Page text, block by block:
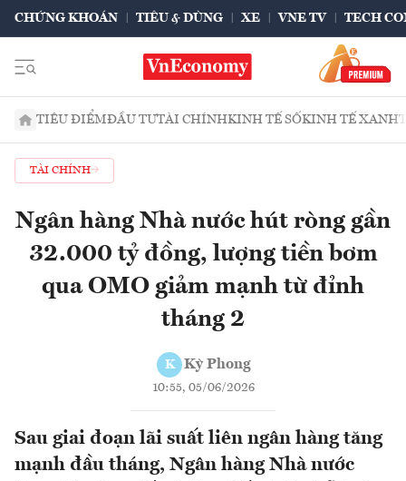
CHỨNG KHOÁN TIÊU & DÙNG XE VNE TV TECH
TIÊU ĐIỂMĐẦU TƯTÀI CHÍNHKINH TẾ SỐKINH TẾ XANH
TÀI CHÍNH
Ngân hàng Nhà nước hút ròng gần
32.000 tỷ đồng, lượng tiền bơm
qua OMO giảm mạnh từ đỉnh
tháng 2
K Kỳ Phong
10:55, 05/06/2026
Sau giai đoạn lãi suất liên ngân hàng tăng
mạnh đầu tháng, Ngân hàng Nhà nước